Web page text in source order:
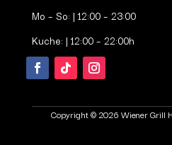
Mo – So: | 12:00 – 23:00
Kuche: | 12:00 – 22:00h
Copyright © 2026 Wiener Grill